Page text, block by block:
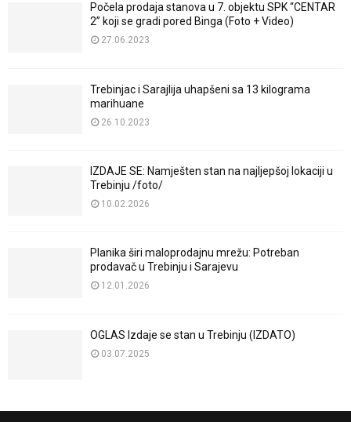
Počela prodaja stanova u 7. objektu SPK “CENTAR
2” koji se gradi pored Binga (Foto + Video)
27.06.2023
Trebinjac i Sarajlija uhapšeni sa 13 kilograma
marihuane
26.10.2023
IZDAJE SE: Namješten stan na najljepšoj lokaciji u
Trebinju /foto/
10.02.2026
Planika širi maloprodajnu mrežu: Potreban
prodavač u Trebinju i Sarajevu
12.01.2026
OGLAS Izdaje se stan u Trebinju (IZDATO)
03.07.2025